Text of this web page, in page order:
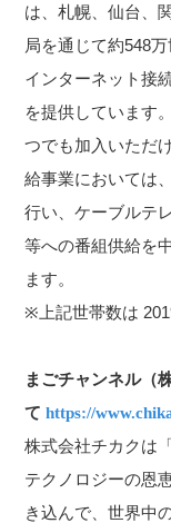
は、札幌、仙台、
局を通じて約548
インターネット接
を提供しています
つでも加入いただ
給事業においては
行い、ケーブルテ
等への番組供給を
ます。
※上記世帯数は
まごチャンネル（
てhttps://
株式会社チカクは
テクノロジーの恩
き込んで、世界中